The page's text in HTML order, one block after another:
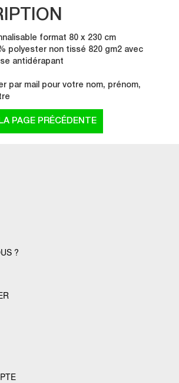
format 80 x 230 cm
polyester non tissé 820 gm2 avec
antidérapant
par mail pour votre nom, prénom,
?